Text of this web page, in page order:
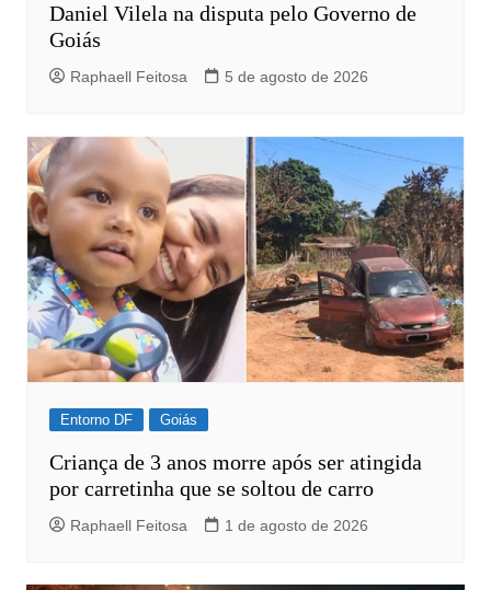
Daniel Vilela na disputa pelo Governo de
Goiás
Raphaell Feitosa 5 de agosto de 2026
Entorno DF Goiás
Criança de 3 anos morre após ser atingida
por carretinha que se soltou de carro
Raphaell Feitosa 1 de agosto de 2026